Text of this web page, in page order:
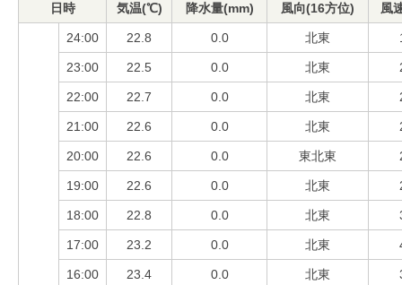
日時 気温(℃) 降水量(mm) 風向(16方位) 風
24:00 22.8 0.0 北東
23:00 22.5 0.0 北東
22:00 22.7 0.0 北東
21:00 22.6 0.0 北東
20:00 22.6 0.0 東北東
19:00 22.6 0.0 北東
18:00 22.8 0.0 北東
17:00 23.2 0.0 北東
16:00 23.4 0.0 北東